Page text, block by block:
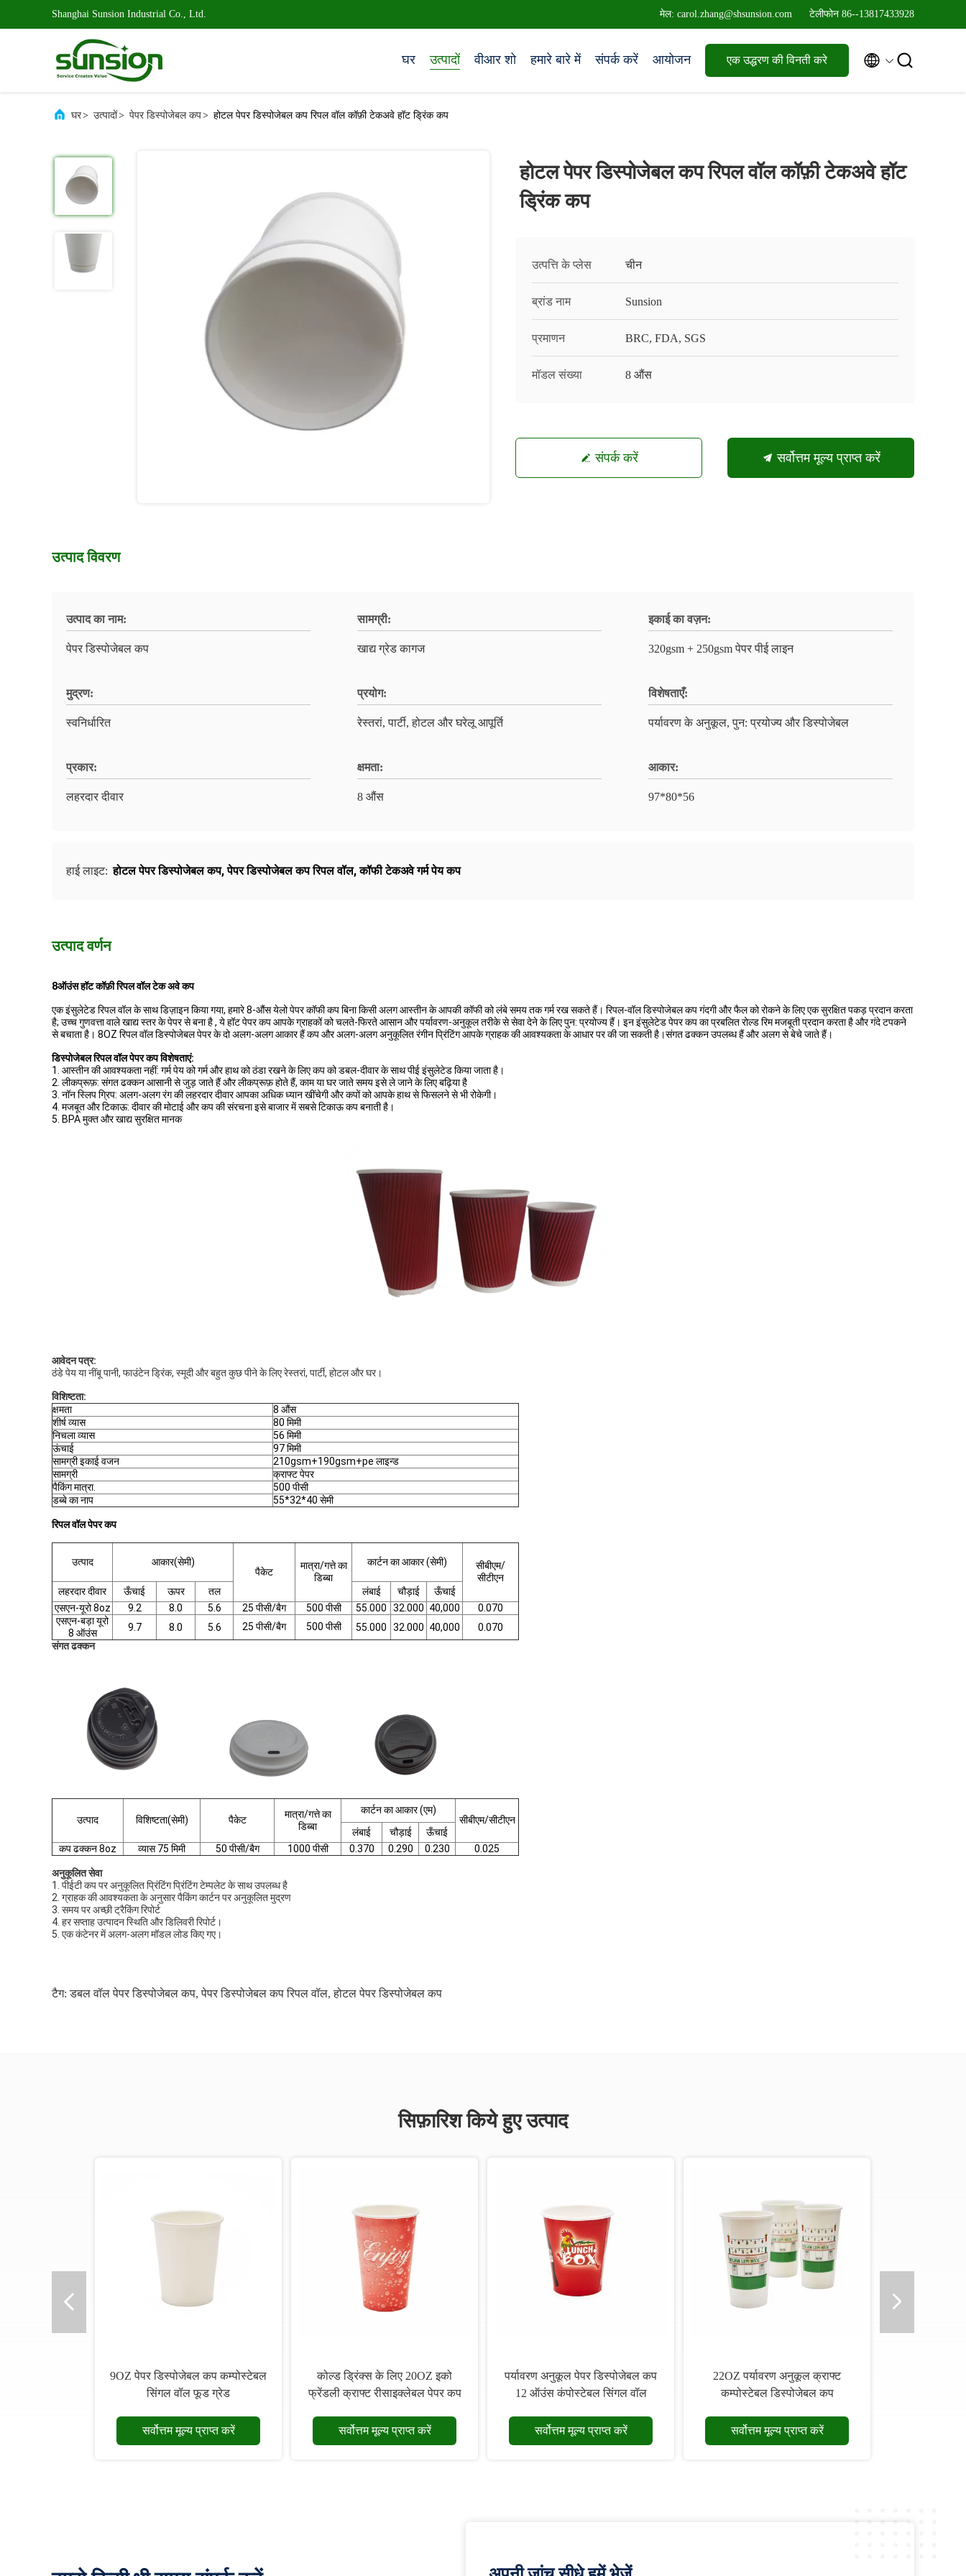
Shanghai Sunsion Industrial Co., Ltd. मेल: carol.zhang@shsunsion.com टेलीफोन 86--13817433928
घर उत्पादों वीआर शो हमारे बारे में संपर्क करें आयोजन एक उद्धरण की विनती करे  
घर> उत्पादों> पेपर डिस्पोजेबल कप> होटल पेपर डिस्पोजेबल कप रिपल वॉल कॉफ़ी टेकअवे हॉट ड्रिंक कप
होटल पेपर डिस्पोजेबल कप रिपल वॉल कॉफ़ी टेकअवे हॉट
ड्रिंक कप
उत्पत्ति के प्लेस चीन
ब्रांड नाम Sunsion
प्रमाणन BRC, FDA, SGS
मॉडल संख्या 8 औंस
संपर्क करें सर्वोत्तम मूल्य प्राप्त करें
उत्पाद विवरण
उत्पाद का नाम:
पेपर डिस्पोजेबल कप
सामग्री:
खाद्य ग्रेड कागज
इकाई का वज़न:
320gsm + 250gsm पेपर पीई लाइन
मुद्रण:
स्वनिर्धारित
प्रयोग:
रेस्तरां, पार्टी, होटल और घरेलू आपूर्ति
विशेषताएँ:
पर्यावरण के अनुकूल, पुन: प्रयोज्य और डिस्पोजेबल
प्रकार:
लहरदार दीवार
क्षमता:
8 औंस
आकार:
97*80*56
हाई लाइट: होटल पेपर डिस्पोजेबल कप,पेपर डिस्पोजेबल कप रिपल वॉल,कॉफी टेकअवे गर्म पेय कप
उत्पाद वर्णन
8ऑउंस हॉट कॉफ़ी रिपल वॉल टेक अवे कप
एक इंसुलेटेड रिपल वॉल के साथ डिज़ाइन किया गया, हमारे 8-औंस येलो पेपर कॉफी कप बिना किसी अलग आस्तीन के आपकी कॉफी को लंबे समय तक गर्म रख सकते हैं। रिपल-वॉल डिस्पोजेबल कप गंदगी और फैल को रोकने के लिए एक सुरक्षित पकड़ प्रदान करता
है; उच्च गुणवत्ता वाले खाद्य स्तर के पेपर से बना है , ये हॉट पेपर कप आपके ग्राहकों को चलते-फिरते आसान और पर्यावरण-अनुकूल तरीके से सेवा देने के लिए पुन: प्रयोज्य हैं। इन इंसुलेटेड पेपर कप का प्रबलित रोल्ड रिम मजबूती प्रदान करता है और गंदे टपकने
से बचाता है। 8OZ रिपल वॉल डिस्पोजेबल पेपर के दो अलग-अलग आकार हैं कप और अलग-अलग अनुकूलित रंगीन प्रिंटिंग आपके ग्राहक की आवश्यकता के आधार पर की जा सकती है।संगत ढक्कन उपलब्ध हैं और अलग से बेचे जाते हैं।
डिस्पोजेबल रिपल वॉल पेपर कप विशेषताएं:
1. आस्तीन की आवश्यकता नहीं: गर्म पेय को गर्म और हाथ को ठंडा रखने के लिए कप को डबल-दीवार के साथ पीई इंसुलेटेड किया जाता है।
2. लीकप्रूफ़: संगत ढक्कन आसानी से जुड़ जाते हैं और लीकप्रूफ़ होते हैं, काम या घर जाते समय इसे ले जाने के लिए बढ़िया है
3. नॉन स्लिप ग्रिप: अलग-अलग रंग की लहरदार दीवार आपका अधिक ध्यान खींचेगी और कपों को आपके हाथ से फिसलने से भी रोकेगी।
4. मजबूत और टिकाऊ: दीवार की मोटाई और कप की संरचना इसे बाजार में सबसे टिकाऊ कप बनाती है।
5. BPA मुक्त और खाद्य सुरक्षित मानक
आवेदन पत्र:
ठंडे पेय या नींबू पानी, फाउंटेन ड्रिंक, स्मूदी और बहुत कुछ पीने के लिए रेस्तरां, पार्टी, होटल और घर।
विशिष्टता:
क्षमता
8 औंस
शीर्ष व्यास
80 मिमी
निचला व्यास
56 मिमी
ऊंचाई
97 मिमी
सामग्री इकाई वजन
210gsm+190gsm+pe लाइन्ड
सामग्री
क्राफ्ट पेपर
पैकिंग मात्रा.
500 पीसी
डब्बे का नाप
55*32*40 सेमी
रिपल वॉल पेपर कप
उत्पाद
आकार(सेमी)
पैकेट
मात्रा/गत्ते का
डिब्बा
कार्टन का आकार (सेमी)
सीबीएम/
सीटीएन
लहरदार दीवार
ऊँचाई ऊपर तल लंबाई चौड़ाई
ऊँचाई
एसएन-यूरो 8oz
9.2 8.0 5.6 25 पीसी/बैग 500 पीसी 55.000 32.000 40,000
0.070
एसएन-बड़ा यूरो
8 ऑउंस
9.7 8.0 5.6 25 पीसी/बैग 500 पीसी 55.000 32.000 40,000
0.070
संगत ढक्कन
उत्पाद विशिष्टता(सेमी) पैकेट
मात्रा/गत्ते का
डिब्बा
कार्टन का आकार (एम)
सीबीएम/सीटीएन
लंबाई
चौड़ाई
ऊँचाई
कप ढक्कन 8oz
व्यास 75 मिमी 50 पीसी/बैग 1000 पीसी 0.370 0.290 0.230 0.025
अनुकूलित सेवा
1. पीईटी कप पर अनुकूलित प्रिंटिंग प्रिंटिंग टेम्पलेट के साथ उपलब्ध है
2. ग्राहक की आवश्यकता के अनुसार पैकिंग कार्टन पर अनुकूलित मुद्रण
3. समय पर अच्छी ट्रैकिंग रिपोर्ट
4. हर सप्ताह उत्पादन स्थिति और डिलिवरी रिपोर्ट।
5. एक कंटेनर में अलग-अलग मॉडल लोड किए गए।
टैग:डबल वॉल पेपर डिस्पोजेबल कप, पेपर डिस्पोजेबल कप रिपल वॉल, होटल पेपर डिस्पोजेबल कप
सिफ़ारिश किये हुए उत्पाद
9OZ पेपर डिस्पोजेबल कप कम्पोस्टेबल
सिंगल वॉल फूड ग्रेड
सर्वोत्तम मूल्य प्राप्त करें
कोल्ड ड्रिंक्स के लिए 20OZ इको
फ्रेंडली क्राफ्ट रीसाइक्लेबल पेपर कप
सर्वोत्तम मूल्य प्राप्त करें
पर्यावरण अनुकूल पेपर डिस्पोजेबल कप
12 ऑउंस कंपोस्टेबल सिंगल वॉल
सर्वोत्तम मूल्य प्राप्त करें
22OZ पर्यावरण अनुकूल क्राफ्ट
कम्पोस्टेबल डिस्पोजेबल कप
सर्वोत्तम मूल्य प्राप्त करें